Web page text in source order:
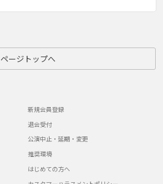
ページトップへ
新規会員登録
退会受付
公演中止・延期・変更
推奨環境
はじめての方へ